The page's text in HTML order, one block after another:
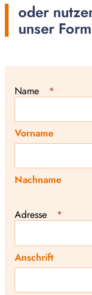
oder
unser
Name *
Vorname
Nachname
Adresse *
Anschrift